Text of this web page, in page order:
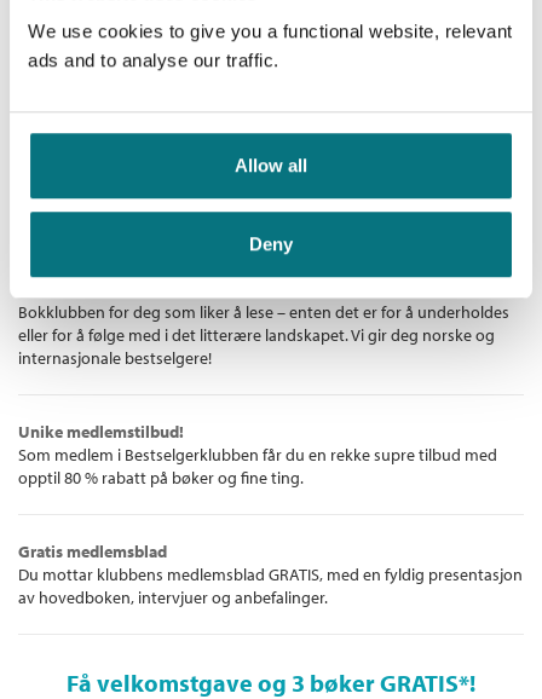
We use cookies to give you a functional website, relevant
ads and to analyse our traffic.
Allow all
Deny
ingen spørsmål fra salen.Innbundet
Pris
Kjøp
Bestselgerklubben - De beste boknyhetene
Bokklubben for deg som liker å lese – enten det er for å underholdes
eller for å følge med i det litterære landskapet. Vi gir deg norske og
internasjonale bestselgere!
Unike medlemstilbud!
Som medlem i Bestselgerklubben får du en rekke supre tilbud med
opptil 80 % rabatt på bøker og fine ting.
Gratis medlemsblad
Du mottar klubbens medlemsblad GRATIS, med en fyldig presentasjon
av hovedboken, intervjuer og anbefalinger.
Få velkomstgave og 3 bøker GRATIS*!